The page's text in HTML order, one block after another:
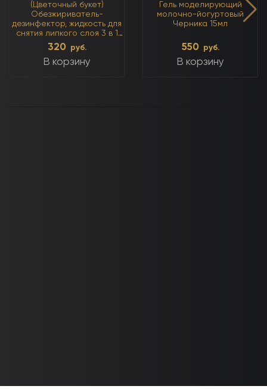
(Цветочный букет)
Обезжириватель-
дезинфектор, жидкость для
снятия липкого слоя 3 в 1
250мл
320 руб.
В корзину
Гель моделирующий
молочно-йогуртовый
Черника 15мл
550 руб.
В корзину